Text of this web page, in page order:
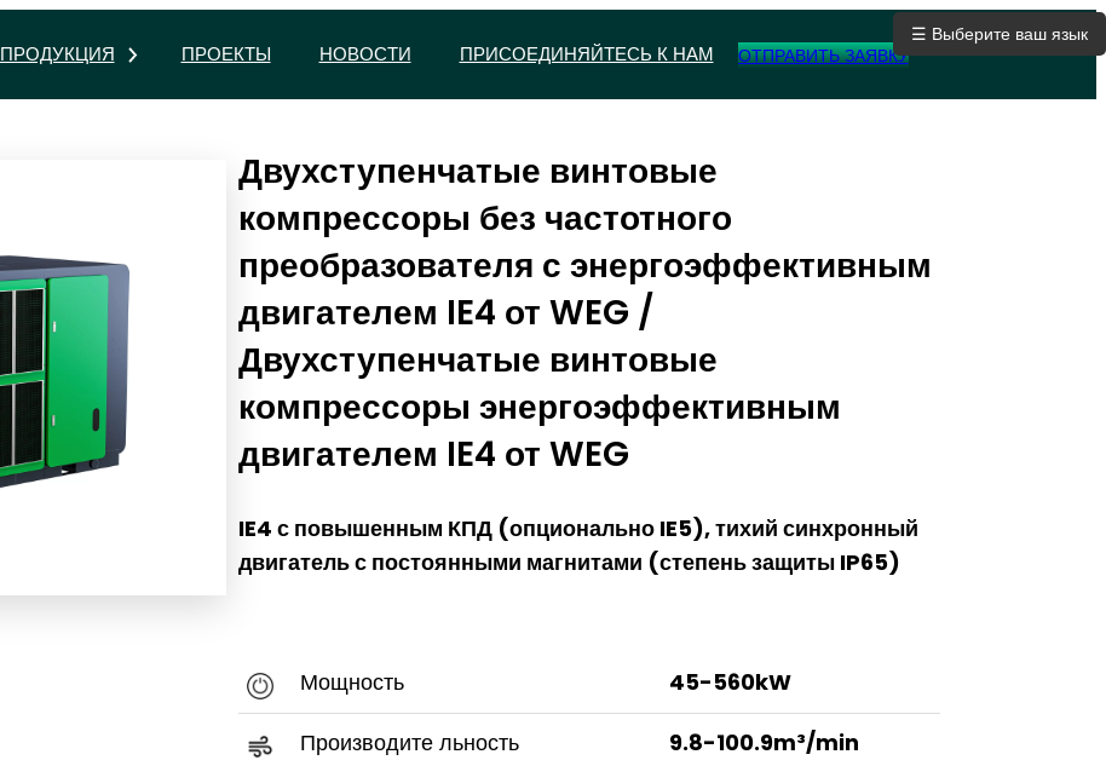
ПРОДУКЦИЯ ПРОЕКТЫ НОВОСТИ ПРИСОЕДИНЯЙТЕСЬ К НАМ ОТПРАВИТЬ ЗАЯВКУ
☰ Выберите ваш язык
Двухступенчатые винтовые
компрессоры без частотного
преобразователя с энергоэффективным
двигателем IE4 от WEG /
Двухступенчатые винтовые
компрессоры энергоэффективным
двигателем IE4 от WEG
IE4 с повышенным КПД (опционально IE5), тихий синхронный
двигатель с постоянными магнитами (степень защиты IP65)
Мощность
45-560kW
Производите льность
9.8-100.9m³/min